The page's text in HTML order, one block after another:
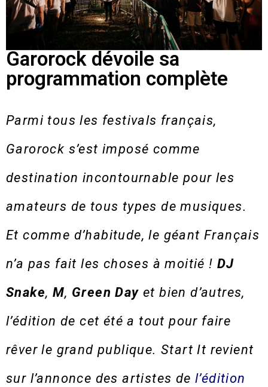
Garorock dévoile sa
programmation complète
Parmi tous les festivals français,
Garorock s’est imposé comme
destination incontournable pour les
amateurs de tous types de musiques.
Et comme d’habitude, le géant Français
n’a pas fait les choses à moitié ! DJ
Snake, M, Green Day et bien d’autres,
l’édition de cet été a tout pour faire
rêver le grand publique. Start It revient
sur l’annonce des artistes de l’édition